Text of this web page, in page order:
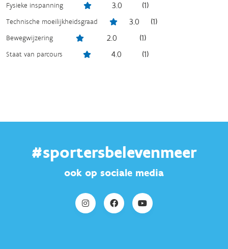
Fysieke inspanning 3.0 (1)
Technische moeilijkheidsgraad 3.0 (1)
Bewegwijzering 2.0 (1)
Staat van parcours 4.0 (1)
#sportersbelevenmeer
ook op sociale media